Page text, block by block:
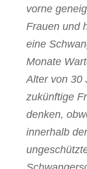
vorne
Frauen und
eine
Monate
Alter von 30
zukünftige
denken,
innerhalb